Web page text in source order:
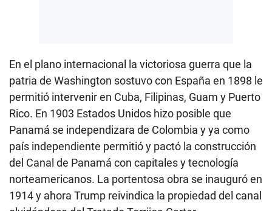
En el plano internacional la victoriosa guerra que la
patria de Washington sostuvo con España en 1898 le
permitió intervenir en Cuba, Filipinas, Guam y Puerto
Rico. En 1903 Estados Unidos hizo posible que
Panamá se independizara de Colombia y ya como
país independiente permitió y pactó la construcción
del Canal de Panamá con capitales y tecnología
norteamericanos. La portentosa obra se inauguró en
1914 y ahora Trump reivindica la propiedad del canal